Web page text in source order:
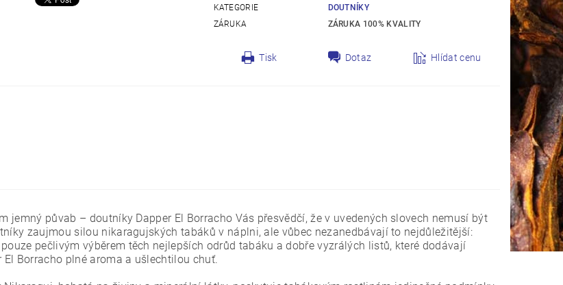
KATEGORIE
DOUTNÍKY
ZÁRUKA
ZÁRUKA 100% KVALITY
Tisk Dotaz Hlídat cenu
jemný půvab – doutníky Dapper El Borracho Vás přesvědčí, že v uvedených slovech nemusí být
zaujmou silou nikaragujských tabáků v náplni, ale vůbec nezanedbávají to nejdůležitější:
pečlivým výběrem těch nejlepších odrůd tabáku a dobře vyzrálých listů, které dodávají
El Borracho plné aroma a ušlechtilou chuť.